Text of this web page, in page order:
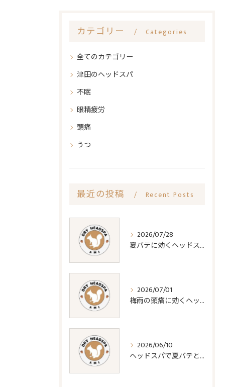
カテゴリー Categories
全てのカテゴリー
津田のヘッドスパ
不眠
眼精疲労
頭痛
うつ
最近の投稿 Recent Posts
2026/07/28
夏バテに効くヘッドスパの疲労回復効果
2026/07/01
梅雨の頭痛に効くヘッドスパ対策法
2026/06/10
ヘッドスパで夏バテと睡眠質改善法